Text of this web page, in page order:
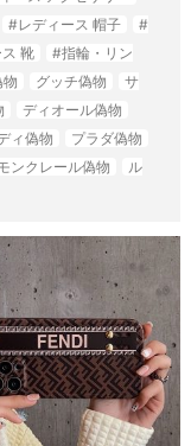
#レディース 帽子
#
靴
#指輪・リン
グッチ偽物
サ
ディオール偽物
ィ偽物
プラダ偽物
ンクレール偽物
ル